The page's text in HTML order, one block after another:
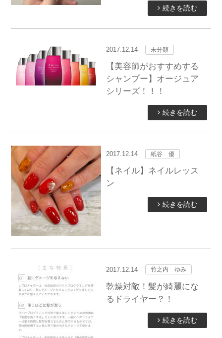
続きを読む
2017.12.14 未分類
【美容師がおすすめする
シャンプー】オージュア
シリーズ！！！
続きを読む
2017.12.14 紙谷 優
【ネイル】ネイルレッス
ン
続きを読む
2017.12.14 竹之内 ゆみ
乾燥対敵！髪が綺麗にな
るドライヤー？！
続きを読む